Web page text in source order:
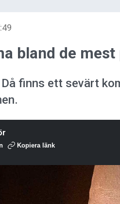
bland de
Då finns ett sevärt
Kopiera länk